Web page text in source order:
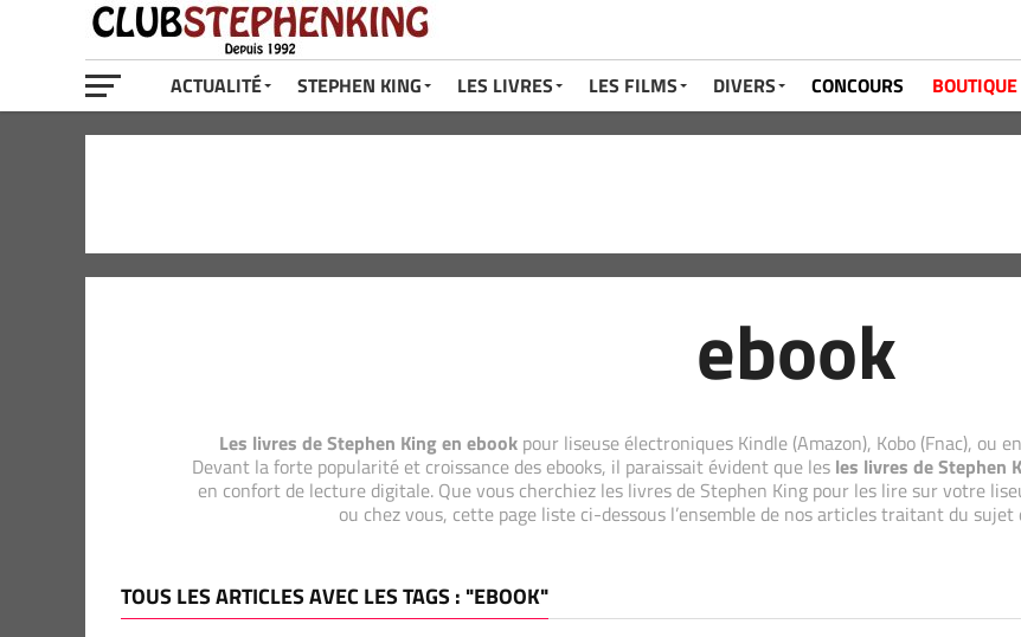
ACTUALITÉ STEPHEN KING LES LIVRES LES FILMS DIVERS CONCOURS BOUTIQUE
ebook
Les livres de Stephen King en ebook pour liseuse électroniques Kindle (Amazon), Kobo (Fnac), ou
Devant la forte popularité et croissance des ebooks, il paraissait évident que les les livres de Stephen
en confort de lecture digitale. Que vous cherchiez les livres de Stephen King pour les lire sur votre
ou chez vous, cette page liste ci-dessous l’ensemble de nos articles traitant du sujet
TOUS LES ARTICLES AVEC LES TAGS : "EBOOK"